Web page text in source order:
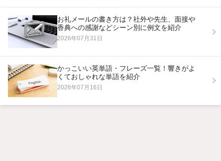
お礼メールの書き方は？社外や先生、面接や
香典への感謝などシーン別に例文を紹介
2026年07月31日
かっこいい英単語・フレーズ一覧！響きがよ
くておしゃれな単語を紹介
2026年07月16日